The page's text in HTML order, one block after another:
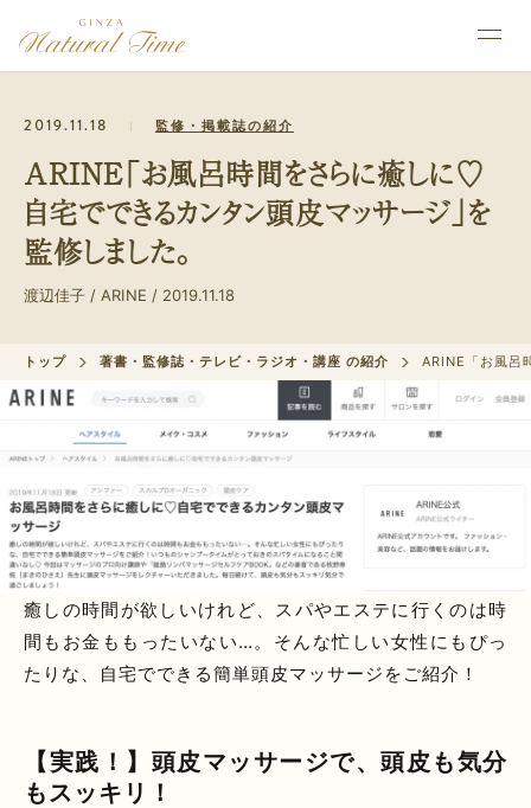
2019.11.18 監修・掲載誌の紹介
ARINE「お風呂時間をさらに癒しに♡
自宅でできるカンタン頭皮マッサージ」を
監修しました。
渡辺佳子 / ARINE / 2019.11.18
トップ 著書・監修誌・テレビ・ラジオ・講座 の紹介 ARINE「お風呂
癒しの時間が欲しいけれど、スパやエステに行くのは時
間もお金ももったいない…。そんな忙しい女性にもぴっ
たりな、自宅でできる簡単頭皮マッサージをご紹介！
【実践！】頭皮マッサージで、頭皮も気分
もスッキリ！